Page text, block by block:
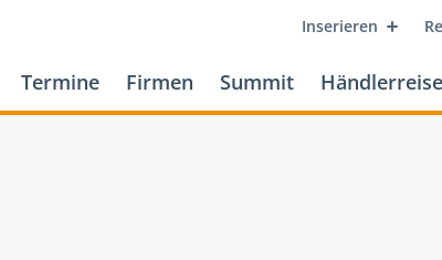
Inserieren
Termine Firmen Summit